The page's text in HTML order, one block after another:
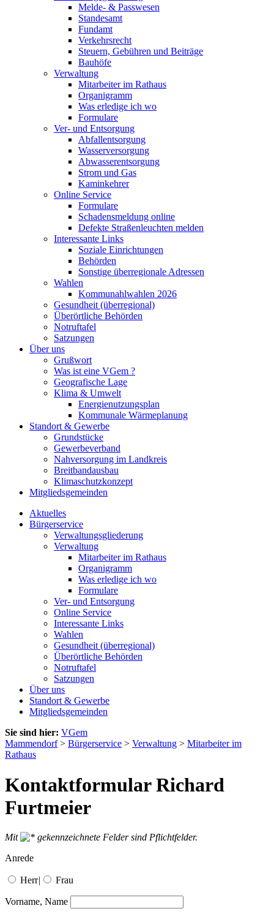
Melde- & Passwesen
Standesamt
Fundamt
Verkehrsrecht
Steuern, Gebühren und Beiträge
Bauhöfe
Verwaltung
Mitarbeiter im Rathaus
Organigramm
Was erledige ich wo
Formulare
Ver- und Entsorgung
Abfallentsorgung
Wasserversorgung
Abwasserentsorgung
Strom und Gas
Kaminkehrer
Online Service
Formulare
Schadensmeldung online
Defekte Straßenleuchten melden
Interessante Links
Soziale Einrichtungen
Behörden
Sonstige überregionale Adressen
Wahlen
Kommunahlwahlen 2026
Gesundheit (überregional)
Überörtliche Behörden
Notruftafel
Satzungen
Über uns
Grußwort
Was ist eine VGem ?
Geografische Lage
Klima & Umwelt
Energienutzungsplan
Kommunale Wärmeplanung
Standort & Gewerbe
Grundstücke
Gewerbeverband
Nahversorgung im Landkreis
Breitbandausbau
Klimaschutzkonzept
Mitgliedsgemeinden
Aktuelles
Bürgerservice
Verwaltungsgliederung
Verwaltung
Mitarbeiter im Rathaus
Organigramm
Was erledige ich wo
Formulare
Ver- und Entsorgung
Online Service
Interessante Links
Wahlen
Gesundheit (überregional)
Überörtliche Behörden
Notruftafel
Satzungen
Über uns
Standort & Gewerbe
Mitgliedsgemeinden
Sie sind hier: VGem
Mammendorf> Bürgerservice > Verwaltung > Mitarbeiter im
Rathaus
Kontaktformular Richard
Furtmeier
Mit
gekennzeichnete Felder sind Pflichtfelder.
Anrede
Herr| Frau
Vorname, Name